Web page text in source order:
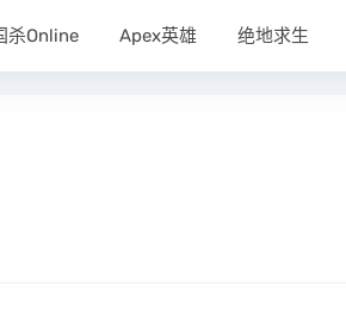
杀Online Apex英雄 绝地求生